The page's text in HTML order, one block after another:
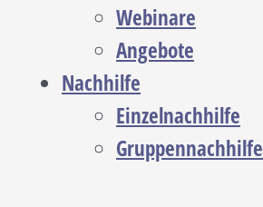
Webinare
Angebote
Nachhilfe
Einzelnachhilfe
Gruppennachhilfe